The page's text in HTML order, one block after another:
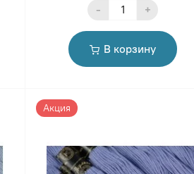
- +
В корзину
Акция